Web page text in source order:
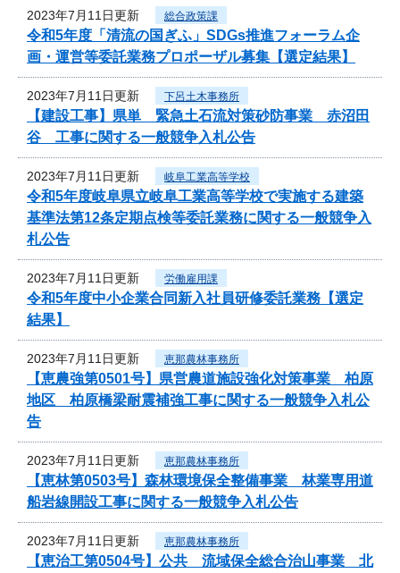
2023年7月11日更新 総合政策課
令和5年度「清流の国ぎふ」SDGs推進フォーラム企
画・運営等委託業務プロポーザル募集【選定結果】
2023年7月11日更新 下呂土木事務所
【建設工事】県単 緊急土石流対策砂防事業 赤沼田
谷 工事に関する一般競争入札公告
2023年7月11日更新 岐阜工業高等学校
令和5年度岐阜県立岐阜工業高等学校で実施する建築
基準法第12条定期点検等委託業務に関する一般競争入
札公告
2023年7月11日更新 労働雇用課
令和5年度中小企業合同新入社員研修委託業務【選定
結果】
2023年7月11日更新 恵那農林事務所
【恵農強第0501号】県営農道施設強化対策事業 柏原
地区 柏原橋梁耐震補強工事に関する一般競争入札公
告
2023年7月11日更新 恵那農林事務所
【恵林第0503号】森林環境保全整備事業 林業専用道
船岩線開設工事に関する一般競争入札公告
2023年7月11日更新 恵那農林事務所
【恵治工第0504号】公共 流域保全総合治山事業 北